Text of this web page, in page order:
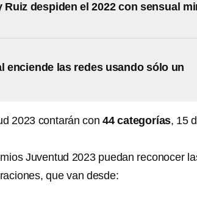
Ruiz despiden el 2022 con sensual
enciende las redes usando sólo un
2023 contarán con44 categorías, 15
Juventud 2023 puedan reconocer
que van desde: